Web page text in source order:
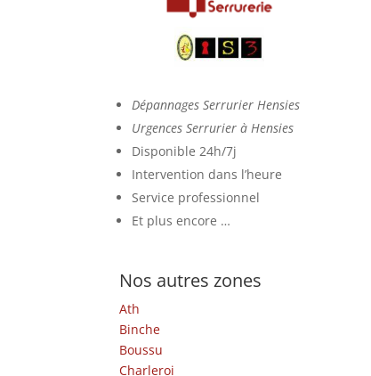
Dépannages Serrurier Hensies
Urgences Serrurier à Hensies
Disponible 24h/7j
Intervention dans l’heure
Service professionnel
Et plus encore …
Nos autres zones
Ath
Binche
Boussu
Charleroi